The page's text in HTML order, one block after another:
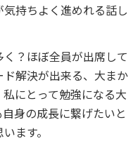
持ちよく進めれる話し
？ほぼ全員が出席して
解決が出来る、大まか
にとって勉強になる大
身の成長に繋げたいと
ます。